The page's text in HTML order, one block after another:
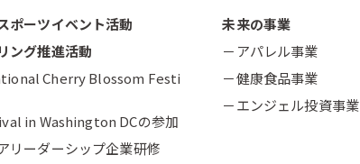
ポーツイベント活動
ング推進活動
Cherry Blossom Festi
in Washington DCの参加
リーダーシップ企業研修
未来の事業
－アパレル事業
－健康食品事業
－エンジェル投資事業